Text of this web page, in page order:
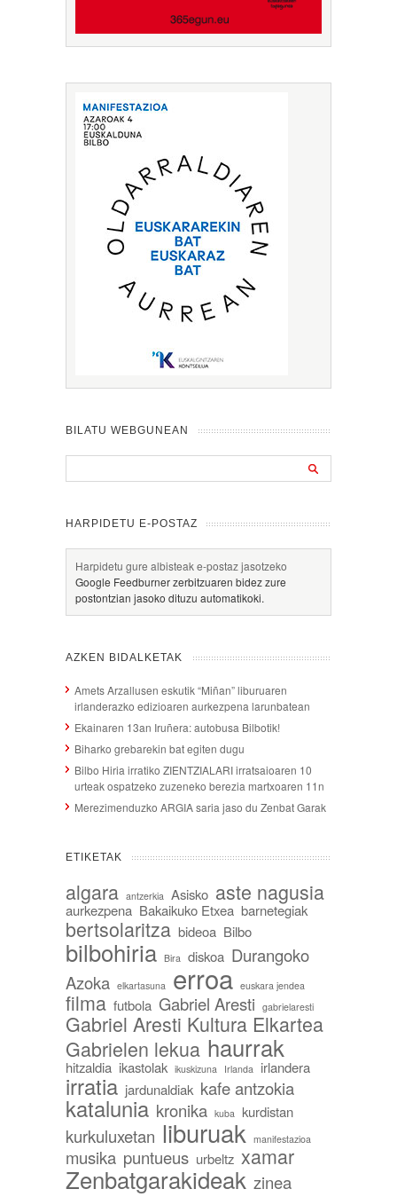
BILATU WEBGUNEAN
HARPIDETU E-POSTAZ
Harpidetu gure albisteak e-postaz jasotzeko
Google Feedburner zerbitzuaren bidez zure
postontzian jasoko dituzu automatikoki.
AZKEN BIDALKETAK
Amets Arzallusen eskutik “Miñan” liburuaren
irlanderazko edizioaren aurkezpena larunbatean
Ekainaren 13an Iruñera: autobusa Bilbotik!
Biharko grebarekin bat egiten dugu
Bilbo Hiria irratiko ZIENTZIALARI irratsaioaren 10
urteak ospatzeko zuzeneko berezia martxoaren 11n
Merezimenduzko ARGIA saria jaso du Zenbat Garak
ETIKETAK
algara antzerkia Asisko aste nagusia
aurkezpena Bakaikuko Etxea barnetegiak
bertsolaritza bideoa Bilbo
bilbohiria Bira diskoa Durangoko
Azoka elkartasuna erroa euskara jendea
filma futbola Gabriel Aresti gabrielaresti
Gabriel Aresti Kultura Elkartea
Gabrielen lekua haurrak
hitzaldia ikastolak ikuskizuna Irlanda irlandera
irratia jardunaldiak kafe antzokia
katalunia kronika kuba kurdistan
kurkuluxetan liburuak manifestazioa
musika puntueus urbeltz xamar
Zenbatgarakideak zinea